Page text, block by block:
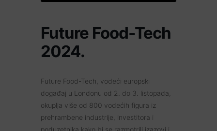
Future Food-Tech
2024.
Future Food-Tech, vodeći europski
događaj u Londonu od 2. do 3. listopada,
okuplja više od 800 vodećih figura iz
prehrambene industrije, investitora i